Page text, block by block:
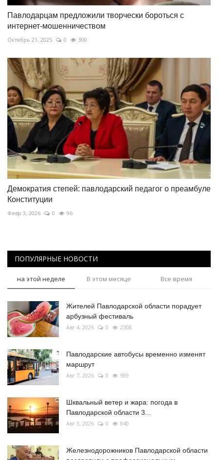
Павлодарцам предложили творчески бороться с
интернет-мошенничеством
Октябрь 21, 2025 0 300
Демократия степей: павлодарский педагог о преамбуле
Конституции
Февр 3, 2026 0 96
ПОПУЛЯРНЫЕ НОВОСТИ
на этой неделе В этом месяце Все время
Жителей Павлодарской области порадует
арбузный фестиваль
Авг 4, 2026 0 2308
Павлодарские автобусы временно изменят
маршрут
Авг 7, 2026 0 989
Шквальный ветер и жара: погода в
Павлодарской области 3...
Авг 3, 2026 0 840
Железнодорожников Павлодарской области